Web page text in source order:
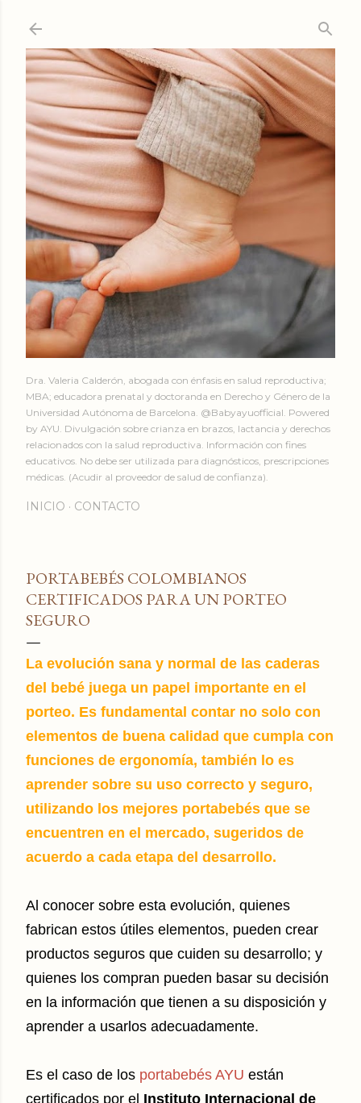
Dra. Valeria Calderón, abogada con énfasis en salud reproductiva;
MBA; educadora prenatal y doctoranda en Derecho y Género de la
Universidad Autónoma de Barcelona. @Babyayuofficial. Powered
by AYU. Divulgación sobre crianza en brazos, lactancia y derechos
relacionados con la salud reproductiva. Información con fines
educativos. No debe ser utilizada para diagnósticos, prescripciones
médicas. (Acudir al proveedor de salud de confianza).
INICIO CONTACTO
PORTABEBÉS COLOMBIANOS
CERTIFICADOS PARA UN PORTEO
SEGURO
La evolución sana y normal de las caderas
del bebé juega un papel importante en el
porteo. Es fundamental contar no solo con
elementos de buena calidad que cumpla con
funciones de ergonomía, también lo es
aprender sobre su uso correcto y seguro,
utilizando los mejores portabebés que se
encuentren en el mercado, sugeridos de
acuerdo a cada etapa del desarrollo.
Al conocer sobre esta evolución, quienes
fabrican estos útiles elementos, pueden crear
productos seguros que cuiden su desarrollo; y
quienes los compran pueden basar su decisión
en la información que tienen a su disposición y
aprender a usarlos adecuadamente.
Es el caso de los portabebés AYU están
certificados por el Instituto Internacional de